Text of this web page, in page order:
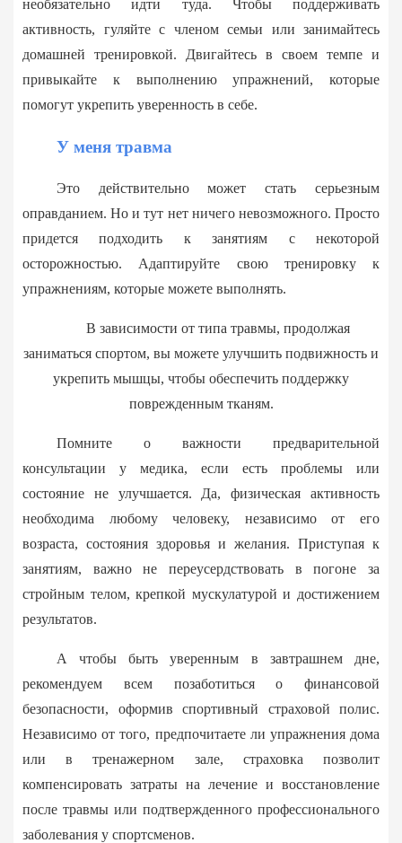
необязательно идти туда. Чтобы поддерживать
активность, гуляйте с членом семьи или занимайтесь
домашней тренировкой. Двигайтесь в своем темпе и
привыкайте к выполнению упражнений, которые
помогут укрепить уверенность в себе.
У меня травма
Это действительно может стать серьезным
оправданием. Но и тут нет ничего невозможного. Просто
придется подходить к занятиям с некоторой
осторожностью. Адаптируйте свою тренировку к
упражнениям, которые можете выполнять.
В зависимости от типа травмы, продолжая
заниматься спортом, вы можете улучшить подвижность и
укрепить мышцы, чтобы обеспечить поддержку
поврежденным тканям.
Помните о важности предварительной
консультации у медика, если есть проблемы или
состояние не улучшается. Да, физическая активность
необходима любому человеку, независимо от его
возраста, состояния здоровья и желания. Приступая к
занятиям, важно не переусердствовать в погоне за
стройным телом, крепкой мускулатурой и достижением
результатов.
А чтобы быть уверенным в завтрашнем дне,
рекомендуем всем позаботиться о финансовой
безопасности, оформив спортивный страховой полис.
Независимо от того, предпочитаете ли упражнения дома
или в тренажерном зале, страховка позволит
компенсировать затраты на лечение и восстановление
после травмы или подтвержденного профессионального
заболевания у спортсменов.